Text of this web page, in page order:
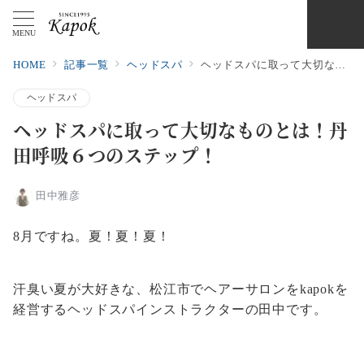
MENU
HOME 記事一覧 ヘッドスパ ヘッドスパに取って大切なものとは！丹田呼吸６つのステップ！
ヘッドスパ
ヘッドスパに取って大切なものとは！丹
田呼吸６つのステップ！
田中雅彦
8月ですね。夏！夏！夏！
汗臭い夏が大好きな、松江市でヘアーサロンをkapokを
経営するヘッドスパインストラクターの田中です。